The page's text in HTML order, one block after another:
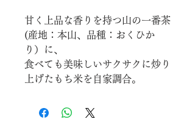
甘く上品な香りを持つ山の一番茶
(産地：本山、品種：おくひか
り）に、
食べても美味しいサクサクに炒り
上げたもち米を自家調合。
こそ。